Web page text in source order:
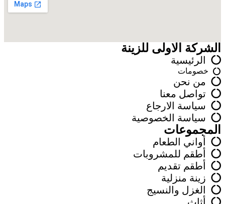
الشركة الاولى للزينة
الرئيسية
خصومات
من نحن
تواصل معنا
سياسة الارجاع
سياسة الخصوصية
المجموعات
أواني الطعام
أطقم للمشروبات
أطقم تقديم
زينة منزلية
الغزل والنسيج